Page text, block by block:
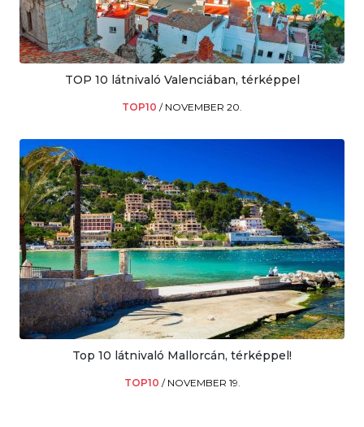
TOP 10 látnivaló Valenciában, térképpel
TOP10 / NOVEMBER 20.
Top 10 látnivaló Mallorcán, térképpel!
TOP10 / NOVEMBER 19.